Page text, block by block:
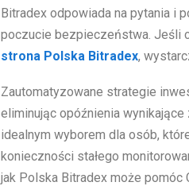
Bitradex odpowiada na pytania i
poczucie bezpieczeństwa. Jeśli
strona Polska Bitradex,
Zautomatyzowane strategie
eliminując opóźnienia
idealnym wyborem dla osób,
konieczności stałego
jak Polska Bitradex może